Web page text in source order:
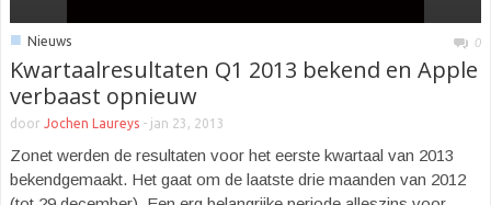
■ Nieuws 0
Kwartaalresultaten Q1 2013 bekend en Apple
verbaast opnieuw
door Jochen Laureys - jan 23, 2013
Zonet werden de resultaten voor het eerste kwartaal van 2013
bekendgemaakt. Het gaat om de laatste drie maanden van 2012